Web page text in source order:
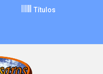
Títulos